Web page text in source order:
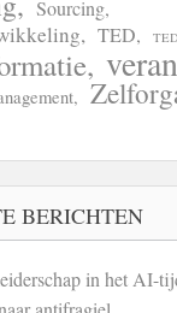
Sourcing
TED
BERICHTEN
in het AI-